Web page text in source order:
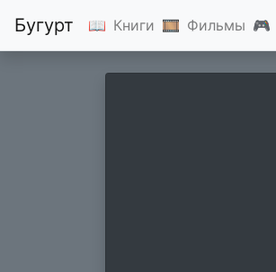
Бугурт 📖 Книги 🎞 Фильмы 🎮